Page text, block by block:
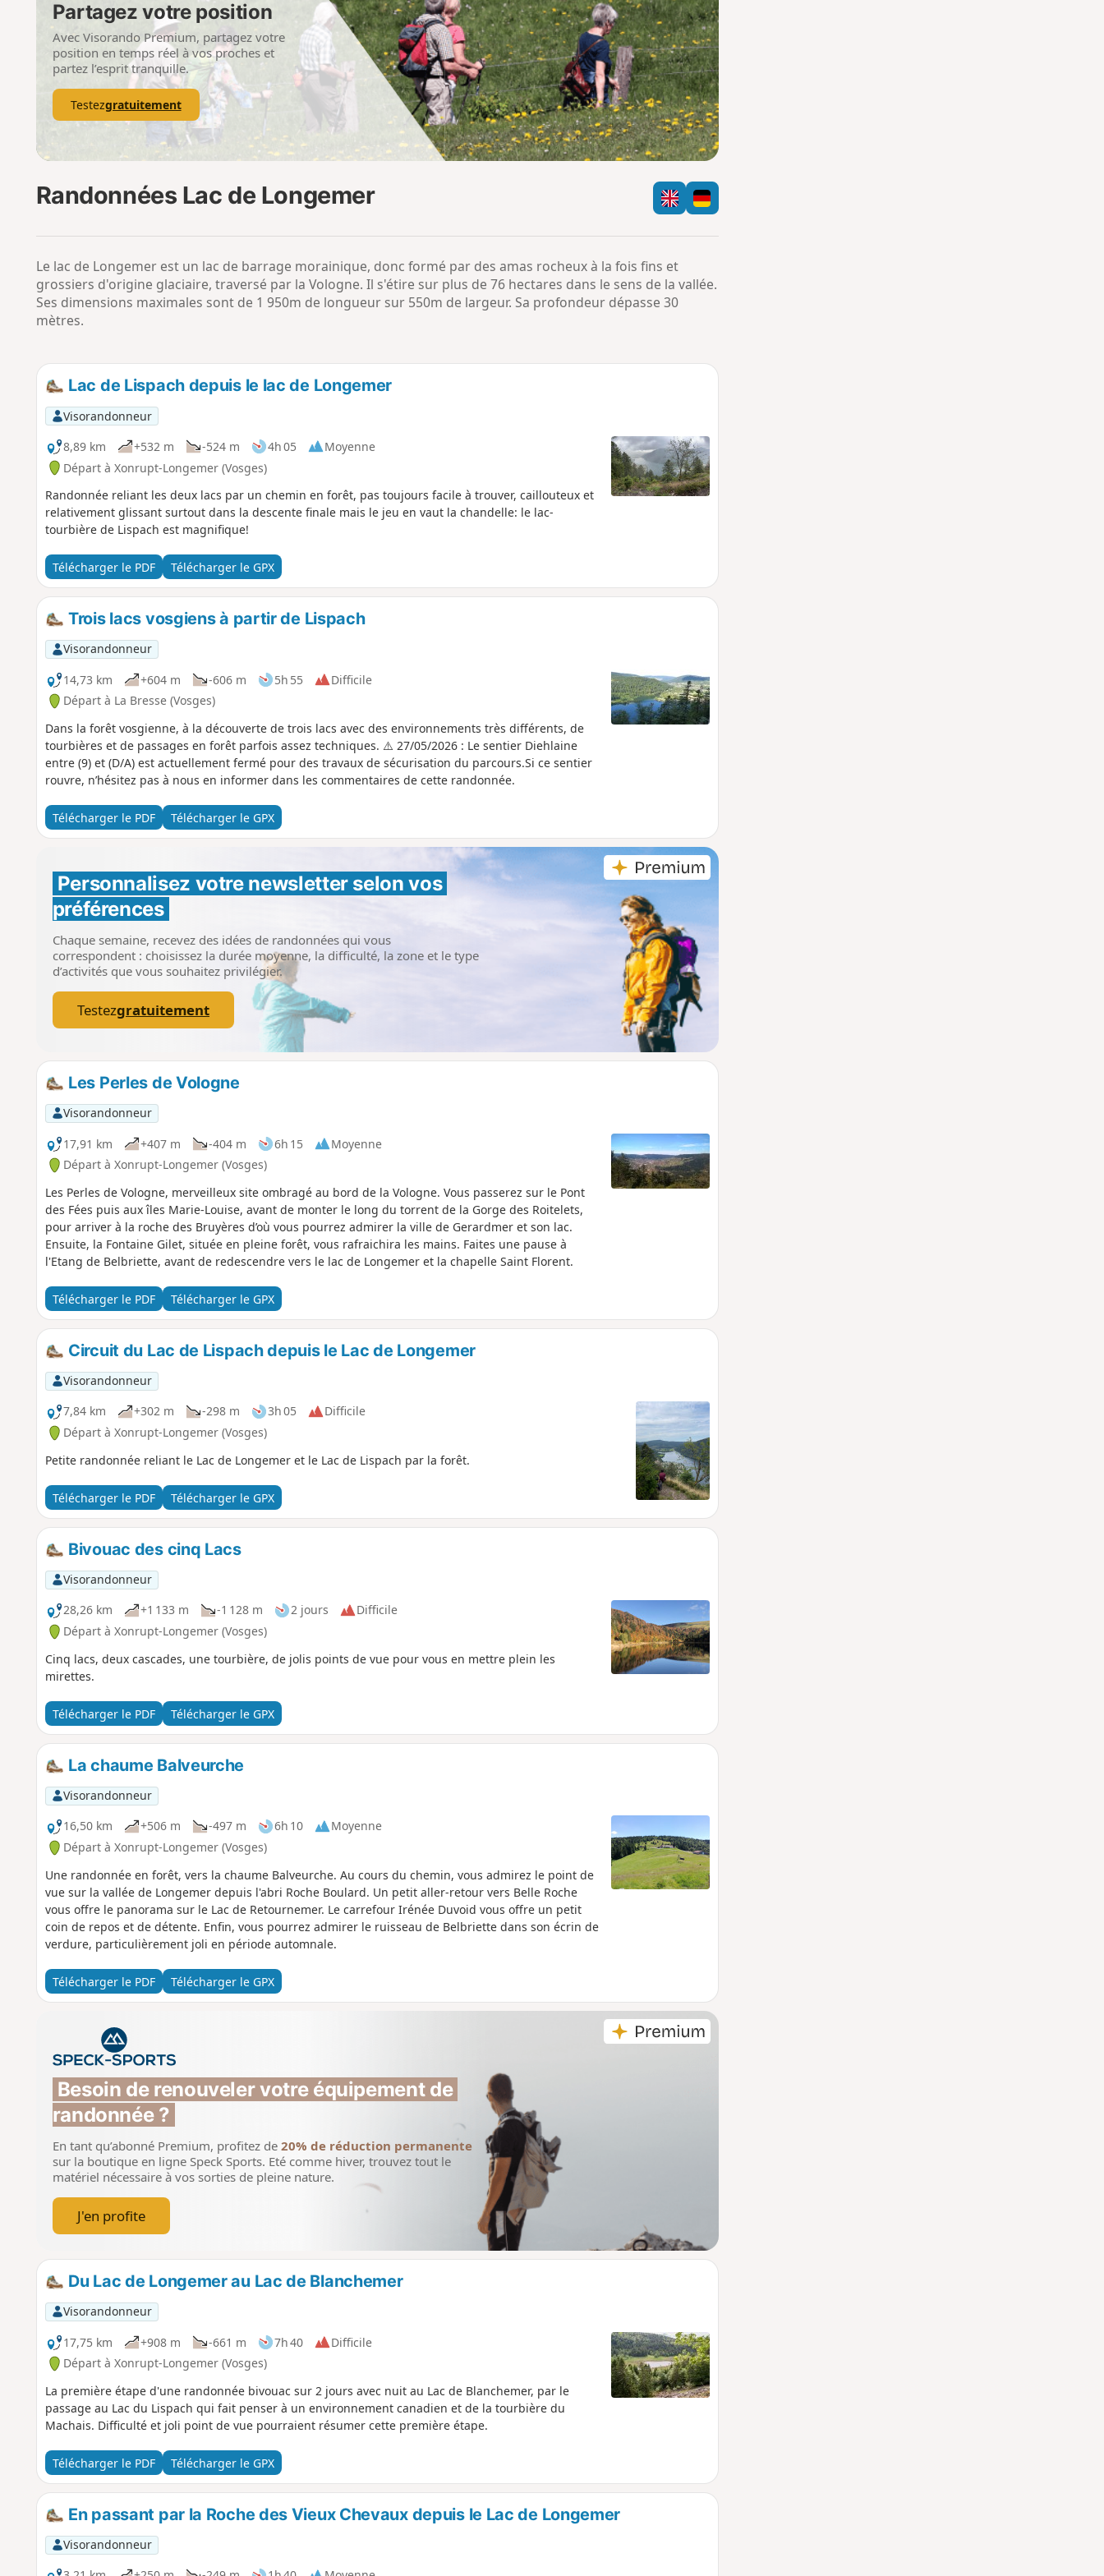
a
m
p
o
i
Partagez votre position
Avec Visorando Premium, partagez votre
position en temps réel à vos proches et
partez l’esprit tranquille.
Testezgratuitement
Randonnées Lac de Longemer
Le lac de Longemer est un lac de barrage morainique, donc formé par des amas rocheux à la fois fins et
grossiers d'origine glaciaire, traversé par la Vologne. Il s'étire sur plus de 76 hectares dans le sens de la vallée.
Ses dimensions maximales sont de 1 950m de longueur sur 550m de largeur. Sa profondeur dépasse 30
mètres.
Lac de Lispach depuis le lac de Longemer
Visorandonneur
8,89 km
+532 m -524 m 4h 05
Moyenne
Départ à Xonrupt-Longemer (Vosges)
Randonnée reliant les deux lacs par un chemin en forêt, pas toujours facile à trouver, caillouteux et
relativement glissant surtout dans la descente finale mais le jeu en vaut la chandelle: le lac-
tourbière de Lispach est magnifique!
Télécharger le PDF Télécharger le GPX
Trois lacs vosgiens à partir de Lispach
Visorandonneur
14,73 km
+604 m -606 m 5h 55
Difficile
Départ à La Bresse (Vosges)
Dans la forêt vosgienne, à la découverte de trois lacs avec des environnements très différents, de
tourbières et de passages en forêt parfois assez techniques. ⚠️ 27/05/2026 : Le sentier Diehlaine
entre (9) et (D/A) est actuellement fermé pour des travaux de sécurisation du parcours.Si ce sentier
rouvre, n’hésitez pas à nous en informer dans les commentaires de cette randonnée.
Télécharger le PDF Télécharger le GPX
Personnalisez votre newsletter selon vos
préférences
Chaque semaine, recevez des idées de randonnées qui vous
correspondent : choisissez la durée moyenne, la difficulté, la zone et le type
d’activités que vous souhaitez privilégier.
Testezgratuitement
Les Perles de Vologne
Visorandonneur
17,91 km
+407 m -404 m 6h 15
Moyenne
Départ à Xonrupt-Longemer (Vosges)
Les Perles de Vologne, merveilleux site ombragé au bord de la Vologne. Vous passerez sur le Pont
des Fées puis aux îles Marie-Louise, avant de monter le long du torrent de la Gorge des Roitelets,
pour arriver à la roche des Bruyères d’où vous pourrez admirer la ville de Gerardmer et son lac.
Ensuite, la Fontaine Gilet, située en pleine forêt, vous rafraichira les mains. Faites une pause à
l'Etang de Belbriette, avant de redescendre vers le lac de Longemer et la chapelle Saint Florent.
Télécharger le PDF Télécharger le GPX
Circuit du Lac de Lispach depuis le Lac de Longemer
Visorandonneur
7,84 km
+302 m -298 m 3h 05
Difficile
Départ à Xonrupt-Longemer (Vosges)
Petite randonnée reliant le Lac de Longemer et le Lac de Lispach par la forêt.
Télécharger le PDF Télécharger le GPX
Bivouac des cinq Lacs
Visorandonneur
28,26 km
+1 133 m -1 128 m 2 jours
Difficile
Départ à Xonrupt-Longemer (Vosges)
Cinq lacs, deux cascades, une tourbière, de jolis points de vue pour vous en mettre plein les
mirettes.
Télécharger le PDF Télécharger le GPX
La chaume Balveurche
Visorandonneur
16,50 km
+506 m -497 m 6h 10
Moyenne
Départ à Xonrupt-Longemer (Vosges)
Une randonnée en forêt, vers la chaume Balveurche. Au cours du chemin, vous admirez le point de
vue sur la vallée de Longemer depuis l'abri Roche Boulard. Un petit aller-retour vers Belle Roche
vous offre le panorama sur le Lac de Retournemer. Le carrefour Irénée Duvoid vous offre un petit
coin de repos et de détente. Enfin, vous pourrez admirer le ruisseau de Belbriette dans son écrin de
verdure, particulièrement joli en période automnale.
Télécharger le PDF Télécharger le GPX
Besoin de renouveler votre équipement de
randonnée ?
En tant qu’abonné Premium, profitez de 20% de réduction permanente
sur la boutique en ligne Speck Sports. Eté comme hiver, trouvez tout le
matériel nécessaire à vos sorties de pleine nature.
J'en profite
Du Lac de Longemer au Lac de Blanchemer
Visorandonneur
17,75 km
+908 m -661 m 7h 40
Difficile
Départ à Xonrupt-Longemer (Vosges)
La première étape d'une randonnée bivouac sur 2 jours avec nuit au Lac de Blanchemer, par le
passage au Lac du Lispach qui fait penser à un environnement canadien et de la tourbière du
Machais. Difficulté et joli point de vue pourraient résumer cette première étape.
Télécharger le PDF Télécharger le GPX
En passant par la Roche des Vieux Chevaux depuis le Lac de Longemer
Visorandonneur